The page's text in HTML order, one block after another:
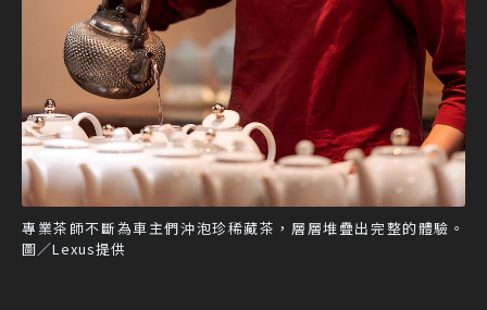
專業茶師不斷為車主們沖泡珍稀藏茶，層層堆疊出完整的體驗。
圖／Lexus提供